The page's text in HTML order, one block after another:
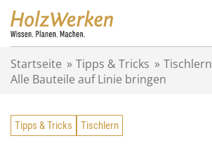
Startseite » Tipps & Tricks » Tischlern
Alle Bauteile auf Linie bringen
Tipps & Tricks Tischlern